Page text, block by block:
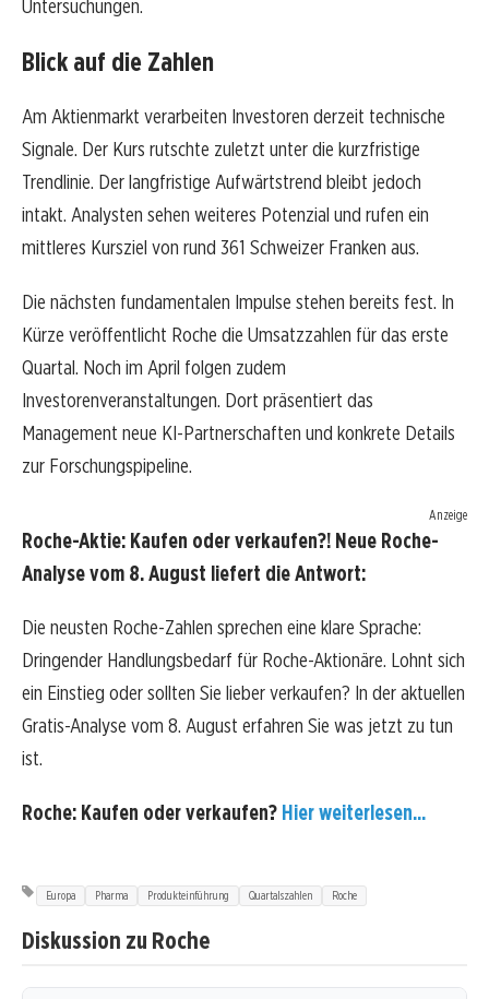
Untersuchungen.
Blick auf die Zahlen
Am Aktienmarkt verarbeiten Investoren derzeit technische
Signale. Der Kurs rutschte zuletzt unter die kurzfristige
Trendlinie. Der langfristige Aufwärtstrend bleibt jedoch
intakt. Analysten sehen weiteres Potenzial und rufen ein
mittleres Kursziel von rund 361 Schweizer Franken aus.
Die nächsten fundamentalen Impulse stehen bereits fest. In
Kürze veröffentlicht Roche die Umsatzzahlen für das erste
Quartal. Noch im April folgen zudem
Investorenveranstaltungen. Dort präsentiert das
Management neue KI-Partnerschaften und konkrete Details
zur Forschungspipeline.
Anzeige
Roche-Aktie: Kaufen oder verkaufen?! Neue Roche-
Analyse vom 8. August liefert die Antwort:
Die neusten Roche-Zahlen sprechen eine klare Sprache:
Dringender Handlungsbedarf für Roche-Aktionäre. Lohnt sich
ein Einstieg oder sollten Sie lieber verkaufen? In der aktuellen
Gratis-Analyse vom 8. August erfahren Sie was jetzt zu tun
ist.
Roche: Kaufen oder verkaufen? Hier weiterlesen...
Europa Pharma Produkteinführung Quartalszahlen Roche
Diskussion zu Roche